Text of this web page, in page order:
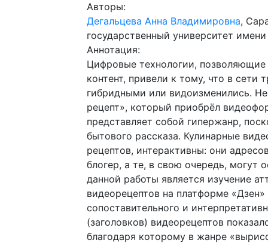
Авторы:
Дегальцева Анна Владимировна,
государственный университет
Аннотация:
Цифровые технологии,
контент, привели к тому, что в
гибридными или видоизменились.
рецепт», который приобрёл
представляет собой гипержанр,
бытового рассказа. Кулинарные
рецептов, интерактивны: они
блогер, а те, в свою очередь, могут
данной работы является изучение
видеорецептов на платформе
сопоставительного и
(заголовков) видеорецептов
благодаря которому в жанре